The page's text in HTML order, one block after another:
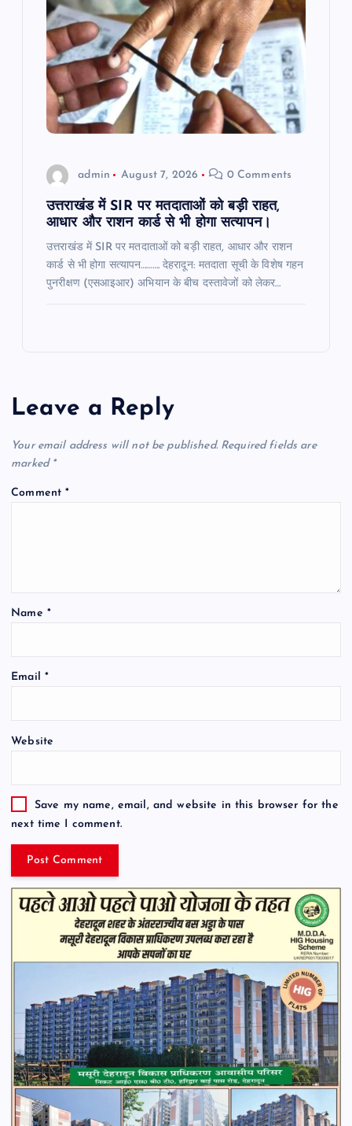
admin August 7, 2026 0 Comments
उत्तराखंड में SIR पर मतदाताओं को बड़ी राहत,
आधार और राशन कार्ड से भी होगा सत्यापन।
उत्तराखंड में SIR पर मतदाताओं को बड़ी राहत, आधार और राशन
कार्ड से भी होगा सत्यापन………. देहरादून: मतदाता सूची के विशेष गहन
पुनरीक्षण (एसआइआर) अभियान के बीच दस्तावेजों को लेकर…
Leave a Reply
Your email address will not be published. Required fields are
marked *
Comment*
Name *
Email *
Website
Save my name, email, and website in this browser for the
next time I comment.